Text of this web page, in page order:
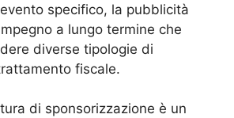
specifico, la pubblicità
a lungo termine che
diverse tipologie di
fiscale.
di sponsorizzazione è un